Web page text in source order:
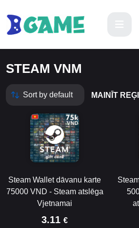
STEAM VNM
MAINĪT
Steam Wallet dāvanu karte
75000 VND - Steam atslēga
Vjetnamai
3.11 €